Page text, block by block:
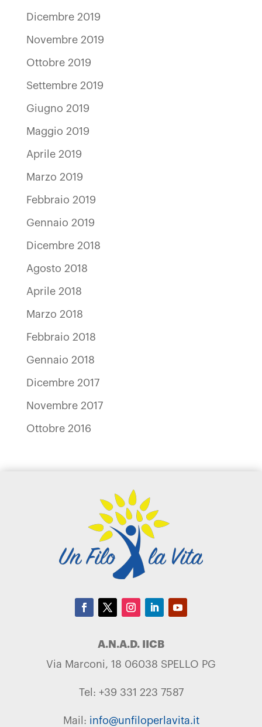
Dicembre 2019
Novembre 2019
Ottobre 2019
Settembre 2019
Giugno 2019
Maggio 2019
Aprile 2019
Marzo 2019
Febbraio 2019
Gennaio 2019
Dicembre 2018
Agosto 2018
Aprile 2018
Marzo 2018
Febbraio 2018
Gennaio 2018
Dicembre 2017
Novembre 2017
Ottobre 2016
A.N.A.D. IICB
Via Marconi, 18 06038 SPELLO PG
Tel: +39 331 223 7587
Mail: info@unfiloperlavita.it